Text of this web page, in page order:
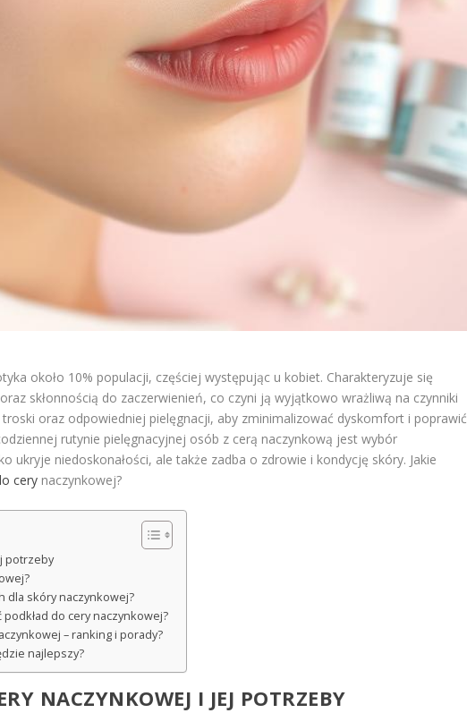
około 10% populacji, częściej występując u kobiet. Charakteryzuje się
skłonnością do zaczerwienień, co czyni ją wyjątkowo wrażliwą na czynniki
oraz odpowiedniej pielęgnacji, aby zminimalizować dyskomfort i poprawić
rutynie pielęgnacyjnej osób z cerą naczynkową jest wybór
ukryje niedoskonałości, ale także zadba o zdrowie i kondycję skóry. Jakie
cery naczynkowej?
potrzeby
dla skóry naczynkowej?
do cery naczynkowej?
– ranking i porady?
najlepszy?
NACZYNKOWEJ I JEJ POTRZEBY